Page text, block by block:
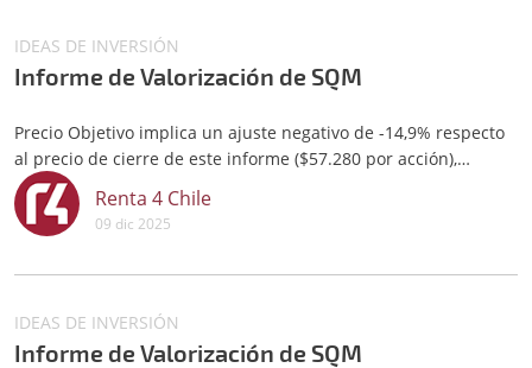
IDEAS DE INVERSIÓN
Informe de Valorización de SQM
Precio Objetivo implica un ajuste negativo de -14,9% respecto
al precio de cierre de este informe ($57.280 por acción),
sumado a un retorno por dividendos de 1,5%, con lo que el
retorno total sería de -13,4%, porcentaje que justifica nuestra
recomendación “Reducir”.
Renta 4 Chile
09 dic 2025
IDEAS DE INVERSIÓN
Informe de Valorización de SQM